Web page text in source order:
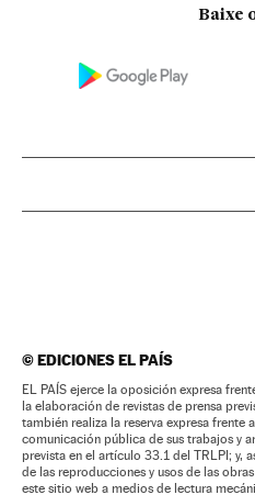
Baixe
©EDICIONES EL PAÍS
EL PAÍS ejerce la oposición expresa
la elaboración de revistas de prensa
también realiza la reserva expresa
comunicación pública de sus trabajos y
prevista en el artículo 33.1 del TRLPI; y,
de las reproducciones y usos de las
este sitio web a medios de lectura